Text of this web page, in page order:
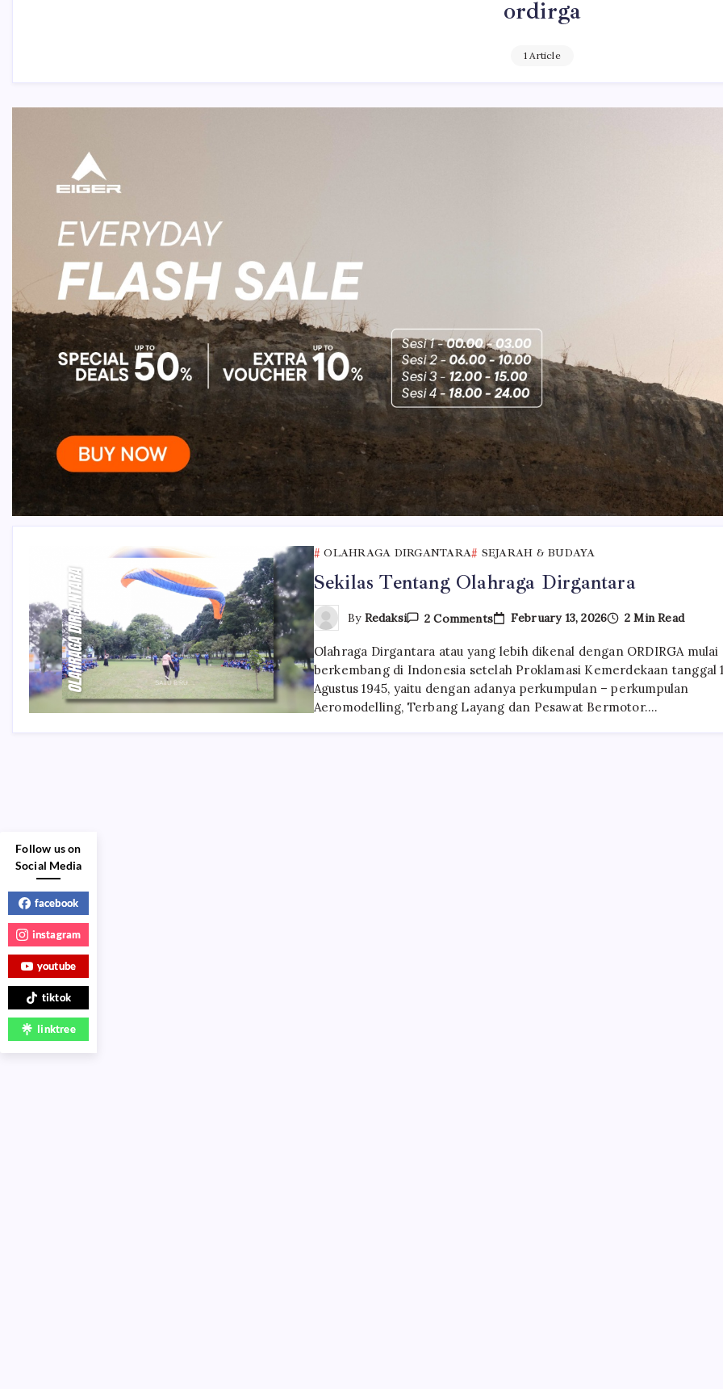
ordirga
1 Article
OLAHRAGA DIRGANTARA SEJARAH & BUDAYA
Sekilas Tentang Olahraga Dirgantara
By Redaksi 2 CommentsOn
Tentang
Olahraga
Dirgantara
February 13, 2026 2 Min Read
Olahraga Dirgantara atau yang lebih dikenal dengan ORDIRGA mulai
berkembang di Indonesia setelah Proklamasi Kemerdekaan tanggal
Agustus 1945, yaitu dengan adanya perkumpulan – perkumpulan
Aeromodelling, Terbang Layang dan Pesawat Bermotor.…
Follow us on
Social Media
facebook
instagram
youtube
tiktok
linktree